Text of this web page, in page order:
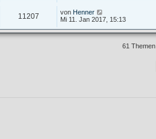
11207 von Henner
Mi 11. Jan 2017, 15:13
61 Themen